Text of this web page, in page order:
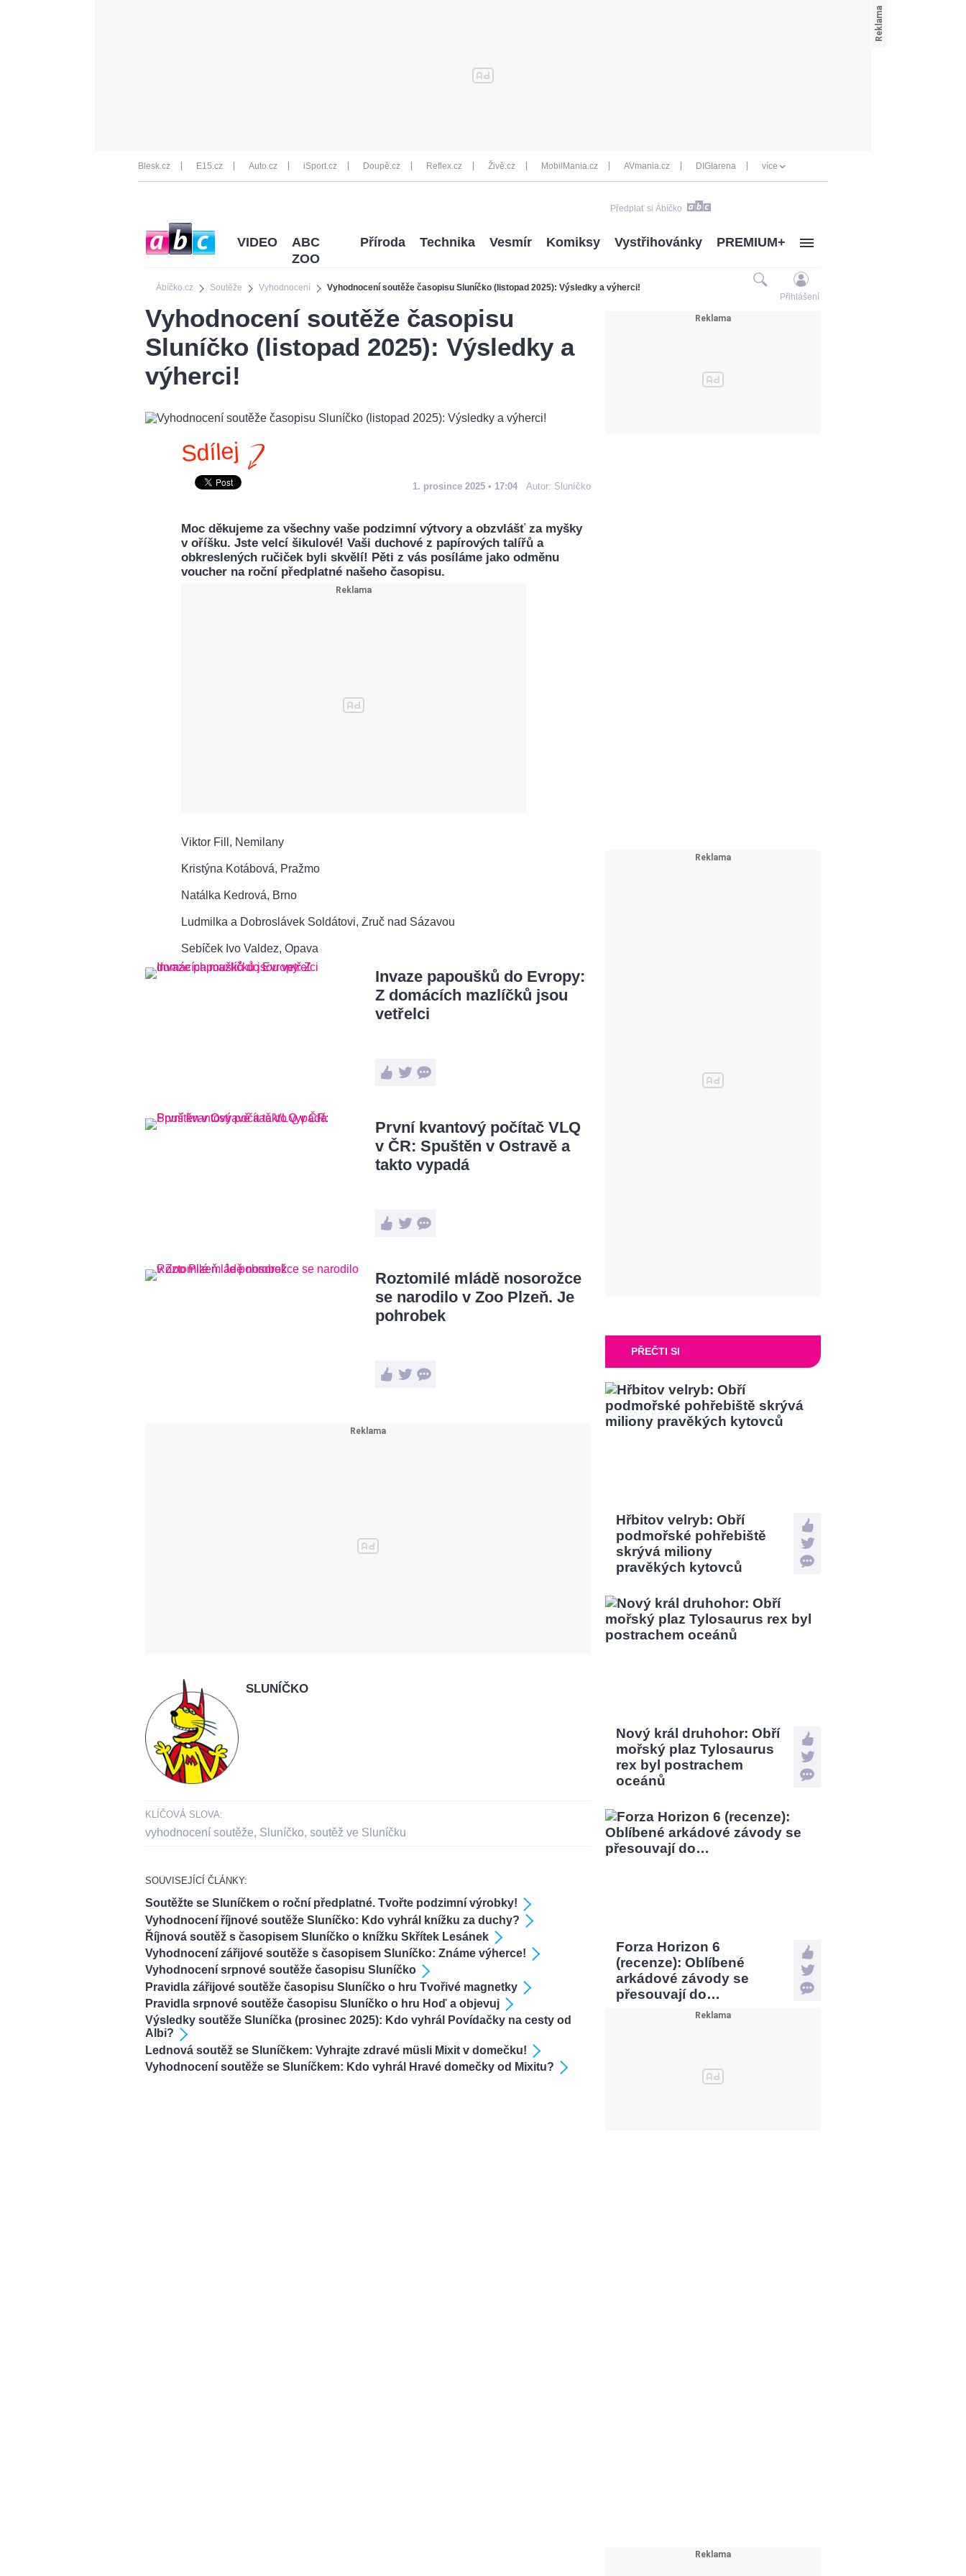
Blesk.cz E15.cz Auto.cz iSport.cz Doupě.cz Reflex.cz Živě.cz MobilMania.cz AVmania.cz DIGIarena více
Předplať si Ábíčko
Ábíčko.cz Soutěže Vyhodnocení Vyhodnocení soutěže časopisu Sluníčko (listopad 2025): Výsledky a výherci!
VIDEO
ABC
ZOO
Příroda Technika Vesmír Komiksy Vystřihovánky PREMIUM+
Přihlášení
Vyhodnocení soutěže časopisu
Sluníčko (listopad 2025): Výsledky a
výherci!
Sdílej
1. prosince 2025 • 17:04 Autor: Sluníčko
Moc děkujeme za všechny vaše podzimní výtvory a obzvlášť za myšky
v oříšku. Jste velcí šikulové! Vaši duchové z papírových talířů a
obkreslených ručiček byli skvělí! Pěti z vás posíláme jako odměnu
voucher na roční předplatné našeho časopisu.
Viktor Fill, Nemilany
Kristýna Kotábová, Pražmo
Natálka Kedrová, Brno
Ludmilka a Dobroslávek Soldátovi, Zruč nad Sázavou
Sebíček Ivo Valdez, Opava
Invaze papoušků do Evropy:
Z domácích mazlíčků jsou
vetřelci
První kvantový počítač VLQ
v ČR: Spuštěn v Ostravě a
takto vypadá
Roztomilé mládě nosorožce
se narodilo v Zoo Plzeň. Je
pohrobek
SLUNÍČKO
KLÍČOVÁ SLOVA:
vyhodnocení soutěže, Sluníčko, soutěž ve Sluníčku
SOUVISEJÍCÍ ČLÁNKY:
Soutěžte se Sluníčkem o roční předplatné. Tvořte podzimní výrobky!
Vyhodnocení říjnové soutěže Sluníčko: Kdo vyhrál knížku za duchy?
Říjnová soutěž s časopisem Sluníčko o knížku Skřítek Lesánek
Vyhodnocení zářijové soutěže s časopisem Sluníčko: Známe výherce!
Vyhodnocení srpnové soutěže časopisu Sluníčko
Pravidla zářijové soutěže časopisu Sluníčko o hru Tvořivé magnetky
Pravidla srpnové soutěže časopisu Sluníčko o hru Hoď a objevuj
Výsledky soutěže Sluníčka (prosinec 2025): Kdo vyhrál Povídačky na cesty od
Albi?
Lednová soutěž se Sluníčkem: Vyhrajte zdravé müsli Mixit v domečku!
Vyhodnocení soutěže se Sluníčkem: Kdo vyhrál Hravé domečky od Mixitu?
PŘEČTI SI
Hřbitov velryb: Obří
podmořské pohřebiště
skrývá miliony
pravěkých kytovců
Nový král druhohor: Obří
mořský plaz Tylosaurus
rex byl postrachem
oceánů
Forza Horizon 6
(recenze): Oblíbené
arkádové závody se
přesouvají do…